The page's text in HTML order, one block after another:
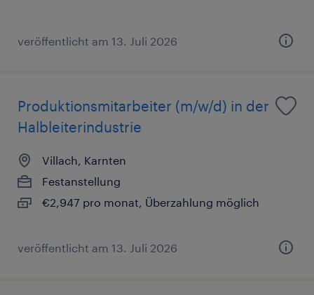
veröffentlicht am 13. Juli 2026
Produktionsmitarbeiter (m/w/d) in der
Halbleiterindustrie
Villach, Karnten
Festanstellung
€2,947 pro monat, Überzahlung möglich
veröffentlicht am 13. Juli 2026